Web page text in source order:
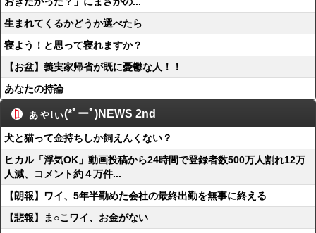
生まれてくるかどうか選べたら
寝よう！と思って寝れますか？
【お盆】義実家帰省が既に憂鬱な人！！
あなたの持論
ぁゃιぃ(*ﾟーﾟ)NEWS 2nd
犬と猫って金持ちしか飼えんくない？
ヒカル「浮気OK」動画投稿から24時間で登録者数500万人割れ12万
人減、コメント約４万件...
【朗報】ワイ、5年半勤めた会社の最終出勤を無事に終える
【悲報】ま○こワイ、お金がない